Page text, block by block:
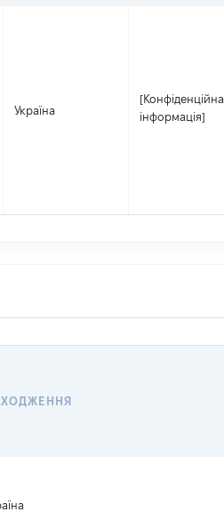
Україна
[Конфіденційна
інформація]